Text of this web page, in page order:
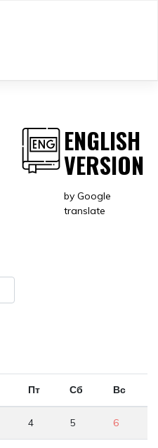
ENGLISH
VERSION
by Google
translate
Пт Сб Вс
4 5 6